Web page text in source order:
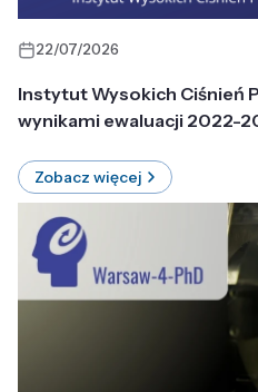
22/07/2026
Instytut Wysokich Ciśnień
wynikami ewaluacji 2022-
Zobacz więcej